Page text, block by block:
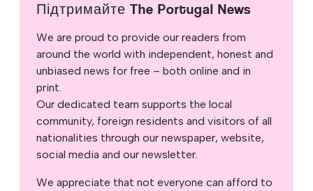
Підтримайте The Portugal News
We are proud to provide our readers from
around the world with independent, honest and
unbiased news for free – both online and in
print.
Our dedicated team supports the local
community, foreign residents and visitors of all
nationalities through our newspaper, website,
social media and our newsletter.
We appreciate that not everyone can afford to